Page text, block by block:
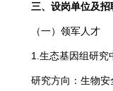
三、设岗单位及招
（一）领军人才
1.生态基因组研究
研究方向：生物安